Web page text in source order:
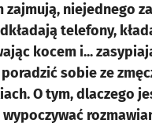
zajmują, niejednego
telefony,
kocem i...
sobie ze
O tym, dlaczego